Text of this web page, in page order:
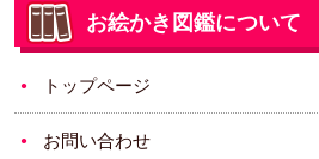
お絵かき図鑑について
トップページ
お問い合わせ